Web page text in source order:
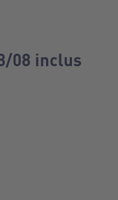
08 inclus